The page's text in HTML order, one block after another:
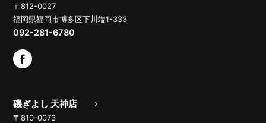
〒812-0027
福岡県福岡市博多区下川端1-333
092-281-6780
磯ぎよし 天神店
〒810-0073